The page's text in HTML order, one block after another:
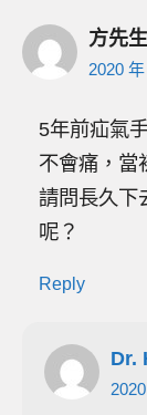
方先生
2020
5年前疝氣
不會痛，當
請問長久下
呢？
Reply
Dr.